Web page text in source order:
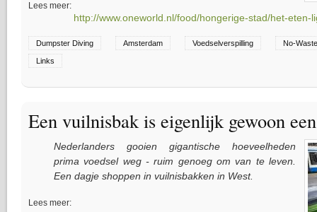
Lees meer:
http://www.oneworld.nl/food/hongerige-stad/het-eten-
Dumpster Diving Amsterdam Voedselverspilling No-
Links
Een vuilnisbak is eigenlijk gewoon
Nederlanders gooien gigantische hoeveelheden
prima voedsel weg - ruim genoeg om van te leven.
Een dagje shoppen in vuilnisbakken in West.
Lees meer: